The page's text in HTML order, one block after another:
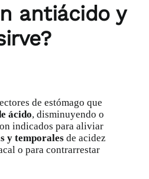
antiácido y
de estómago que
ácido, disminuyendo o
indicados para aliviar
y temporales de acidez
o para contrarrestar